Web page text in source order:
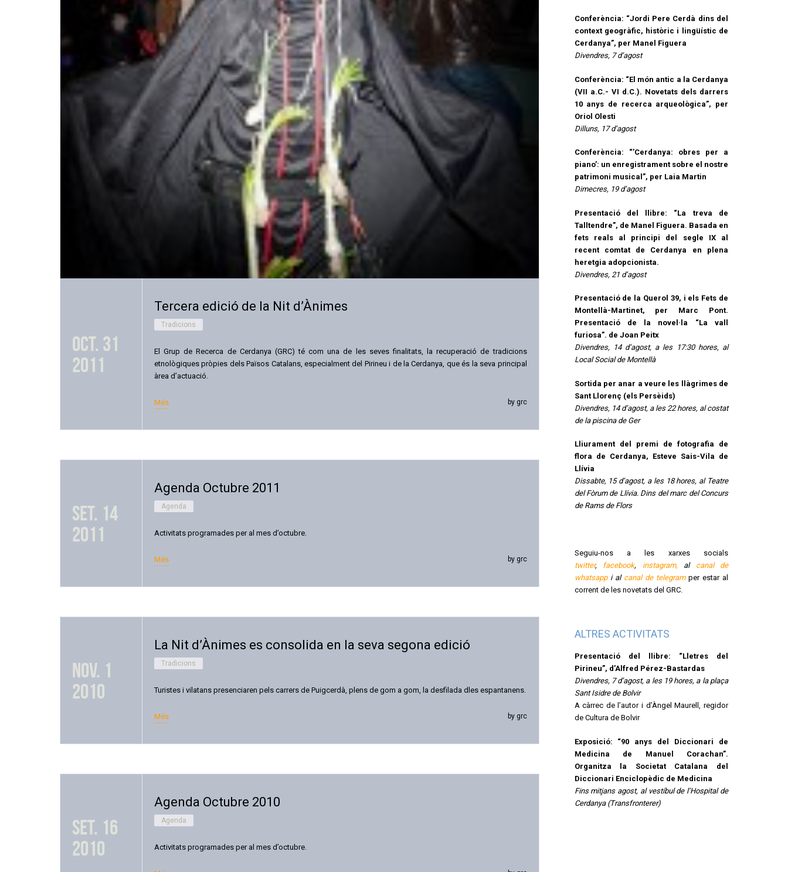
oct. 31
2011
Tercera edició de la Nit d’Ànimes
Tradicions
El Grup de Recerca de Cerdanya (GRC) té com una de les seves finalitats, la recuperació de tradicions
etnològiques pròpies dels Països Catalans, especialment del Pirineu i de la Cerdanya, que és la seva principal
àrea d’actuació.
Més by grc
set. 14
2011
Agenda Octubre 2011
Agenda
Activitats programades per al mes d’octubre.
Més by grc
nov. 1
2010
La Nit d’Ànimes es consolida en la seva segona edició
Tradicions
Turistes i vilatans presenciaren pels carrers de Puigcerdà, plens de gom a gom, la desfilada dles espantanens.
Més by grc
set. 16
2010
Agenda Octubre 2010
Agenda
Activitats programades per al mes d’octubre.
Conferència: “Jordi Pere Cerdà dins del
context geogràfic, històric i lingüístic de
Cerdanya”, per Manel Figuera
Divendres, 7 d’agost
Conferència: “El món antic a la Cerdanya
(VII a.C.- VI d.C.). Novetats dels darrers
10 anys de recerca arqueològica”, per
Oriol Olesti
Dilluns, 17 d’agost
Conferència: “’Cerdanya: obres per a
piano’: un enregistrament sobre el nostre
patrimoni musical”, per Laia Martin
Dimecres, 19 d’agost
Presentació del llibre: “La treva de
Talltendre”, de Manel Figuera. Basada en
fets reals al principi del segle IX al
recent comtat de Cerdanya en plena
heretgia adopcionista.
Divendres, 21 d’agost
Presentació de la Querol 39, i els Fets de
Montellà-Martinet, per Marc Pont.
Presentació de la novel·la “La vall
furiosa”. de Joan Peitx
Divendres, 14 d’agost, a les 17:30 hores, al
Local Social de Montellà
Sortida per anar a veure les llàgrimes de
Sant Llorenç (els Persèids)
Divendres, 14 d’agost, a les 22 hores, al costat
de la piscina de Ger
Lliurament del premi de fotografia de
flora de Cerdanya, Esteve Sais-Vila de
Llívia
Dissabte, 15 d’agost, a les 18 hores, al Teatre
del Fòrum de Llívia. Dins del marc del Concurs
de Rams de Flors
Seguiu-nos a les xarxes socials
twitter, facebook, instagram,al canal de
whatsappi al canal de telegramper estar al
corrent de les novetats del GRC.
ALTRES ACTIVITATS
Presentació del llibre: “Lletres del
Pirineu”, d’Alfred Pérez-Bastardas
Divendres, 7 d’agost, a les 19 hores, a la plaça
Sant Isidre de Bolvir
A càrrec de l’autor i d’Àngel Maurell, regidor
de Cultura de Bolvir
Exposició: “90 anys del Diccionari de
Medicina de Manuel Corachan”.
Organitza la Societat Catalana del
Diccionari Enciclopèdic de Medicina
Fins mitjans agost, al vestíbul de l’Hospital de
Cerdanya (Transfronterer)